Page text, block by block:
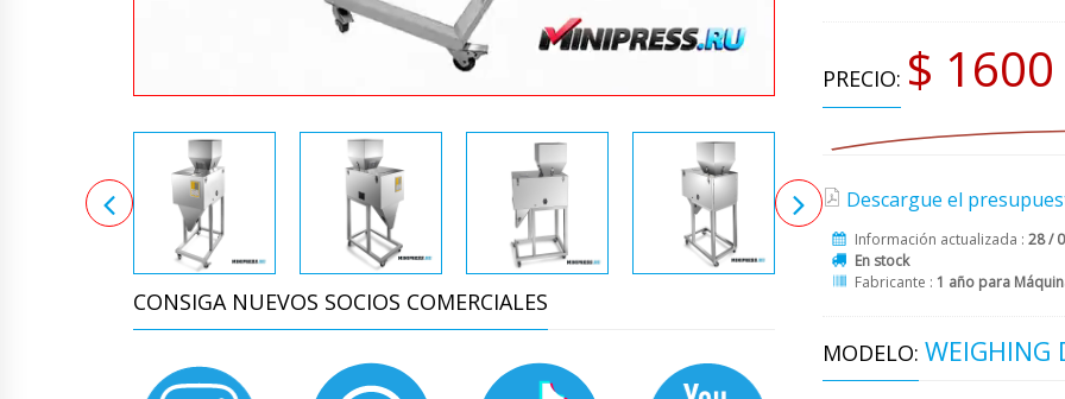
CONSIGA NUEVOS SOCIOS COMERCIALES
PRECIO: $ 1600
Descargue el
Información actualizada : 28 /
En stock
Fabricante : 1 año para
MODELO: WEIGHING